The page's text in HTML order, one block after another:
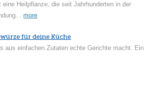
Heilpflanze, die seit Jahrhunderten in der
more
für deine Küche
aus einfachen Zutaten echte Gerichte macht. Ein